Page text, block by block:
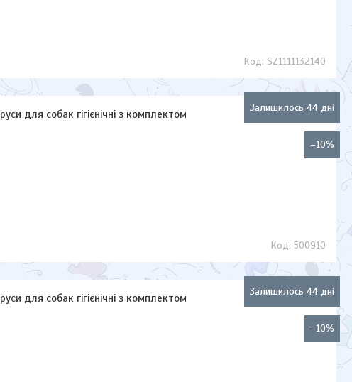
SZ1111132140
–10%
Залишилось 44 дні
для собак гігієнічні з комплектом
500910
–10%
Залишилось 44 дні
для собак гігієнічні з комплектом